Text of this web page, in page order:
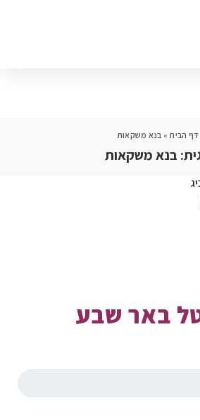
דף הבית» בנא משקאות
בנא משקאות
באר שבע